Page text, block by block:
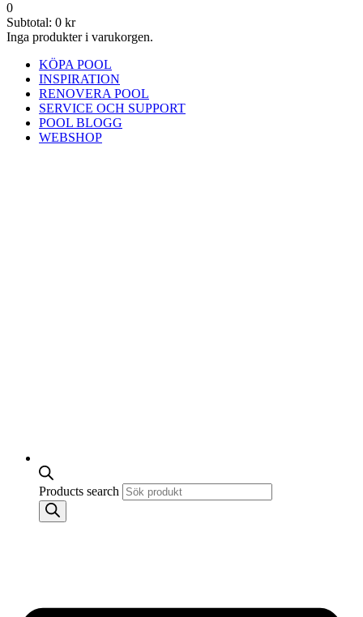
0
Subtotal: 0 kr
Inga produkter i varukorgen.
KÖPA POOL
INSPIRATION
RENOVERA POOL
SERVICE OCH SUPPORT
POOL BLOGG
WEBSHOP
Products search